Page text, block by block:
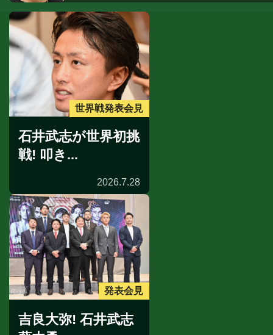
世界戦発表会見
石井武志が世界初挑
戦! 叩き...
2026.7.28
発表会見
吉良大弥! 石井武志